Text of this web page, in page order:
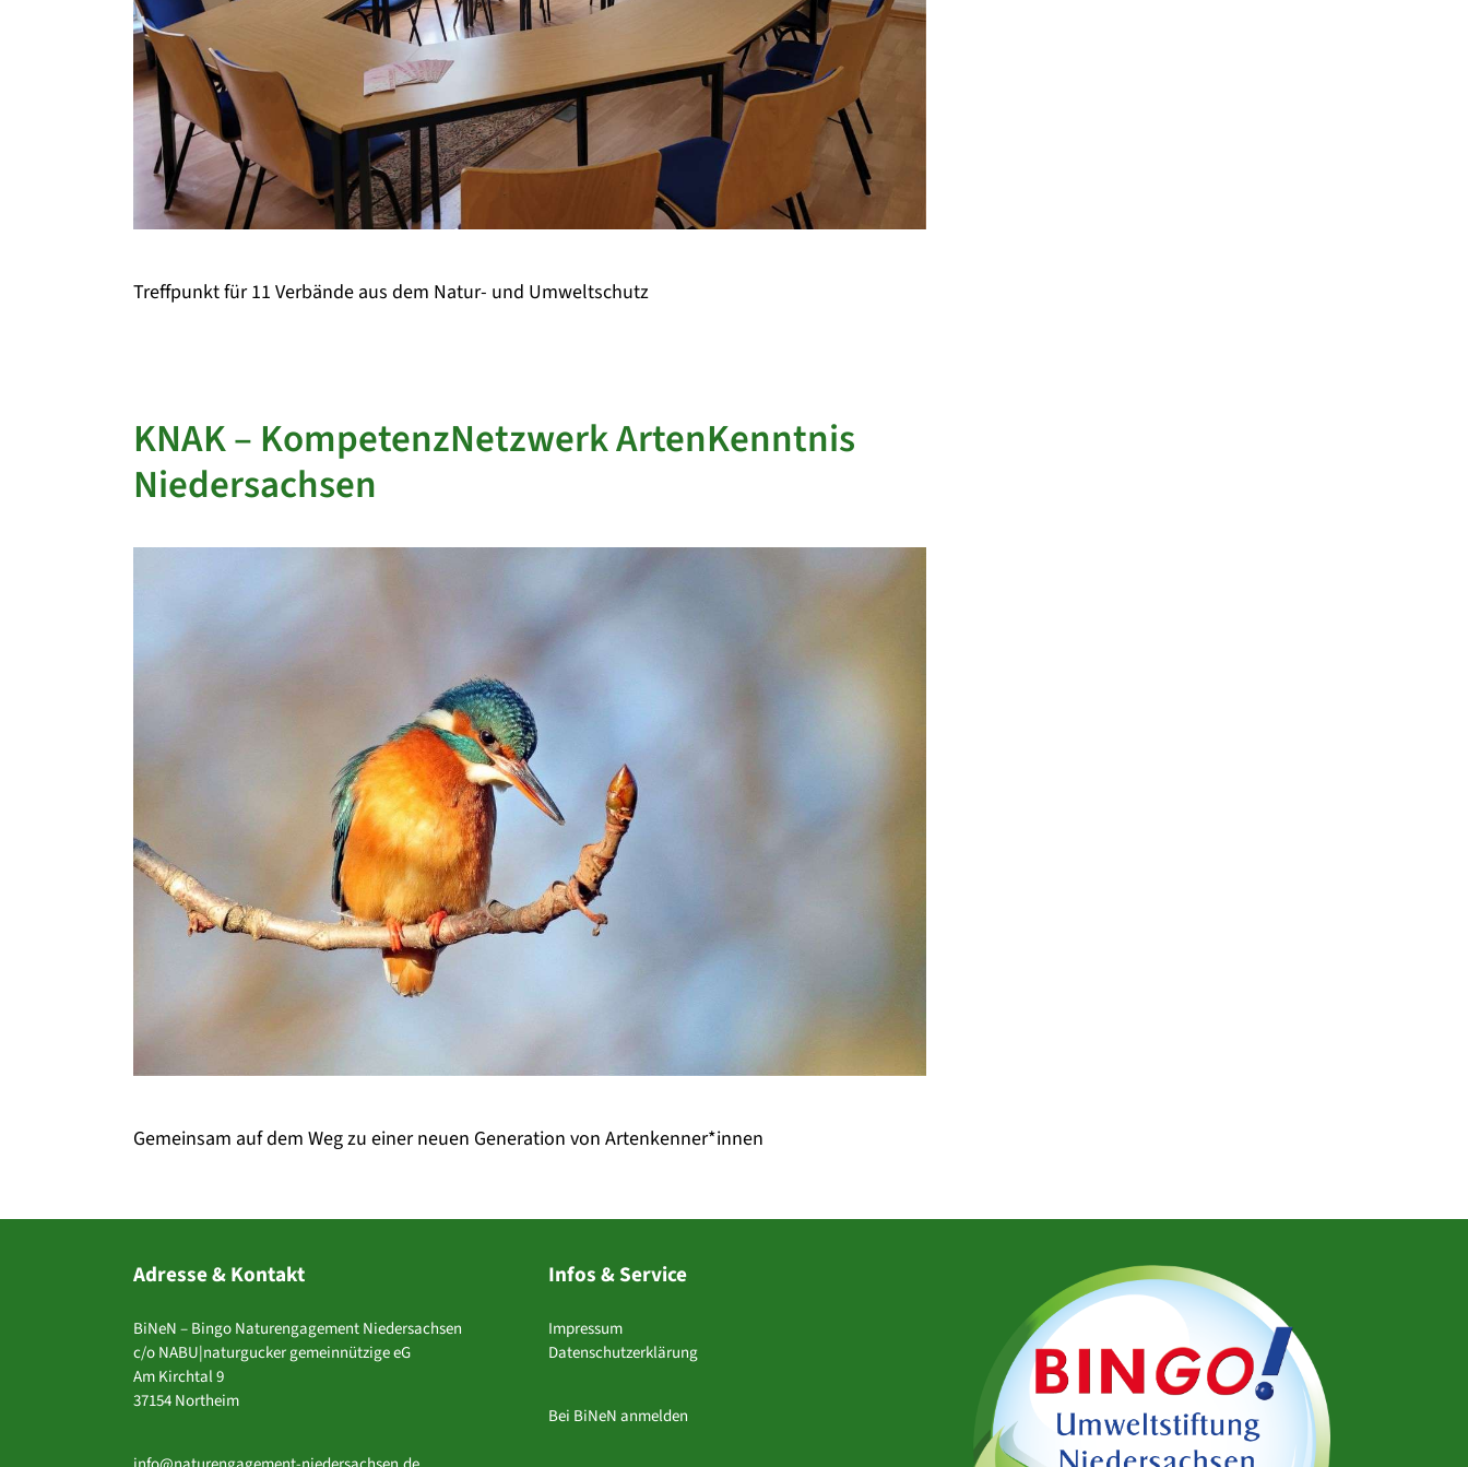
Treffpunkt für 11 Verbände aus dem Natur- und Umweltschutz
KNAK – KompetenzNetzwerk ArtenKenntnis
Niedersachsen
Gemeinsam auf dem Weg zu einer neuen Generation von Artenkenner*innen
Adresse & Kontakt
BiNeN – Bingo Naturengagement Niedersachsen
c/o NABU|naturgucker gemeinnützige eG
Am Kirchtal 9
37154 Northeim
Infos & Service
Impressum
Datenschutzerklärung
Bei BiNeN anmelden